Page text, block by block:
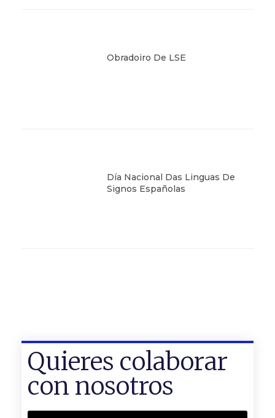
Obradoiro De LSE
Día Nacional Das Linguas De
Signos Españolas
Quieres colaborar
con nosotros